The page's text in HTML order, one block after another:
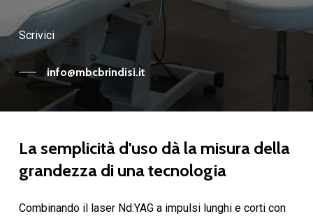
Scrivici
info@mbcbrindisi.it
La semplicità d'uso dà la misura della
grandezza di unatecnologia
Combinando il laser Nd:YAG a impulsi lunghi e corti con